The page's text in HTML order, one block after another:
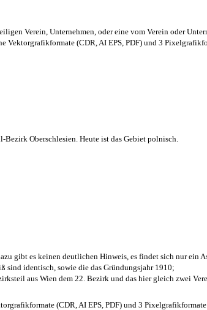
Verein, Unternehmen, oder eine vom Verein oder
Vektorgrafikformate (CDR, AI EPS, PDF) und 3
Oberschlesien. Heute ist das Gebiet polnisch.
gibt es keinen deutlichen Hinweis, es findet sich nur ein
sind identisch, sowie die das Gründungsjahr 1910;
aus Wien dem 22. Bezirk und das hier gleich zwei
(CDR, AI EPS, PDF) und 3 Pixelgrafikformate